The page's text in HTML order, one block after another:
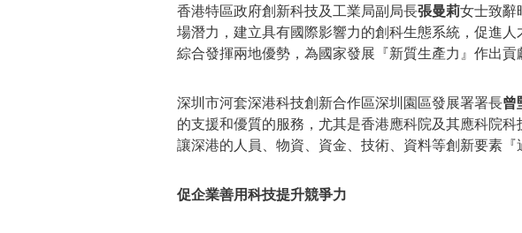
香港特區政府創新科技及工業局副局長張曼莉女士致辭
場潛力，建立具有國際影響力的創科生態系統，促進
綜合發揮兩地優勢，為國家發展『新質生產力』作出貢
深圳市河套深港科技創新合作區深圳園區發展署署長曾
的支援和優質的服務，尤其是香港應科院及其應科院
讓深港的人員、物資、資金、技術、資料等創新要素『
促企業善用科技提升競爭力